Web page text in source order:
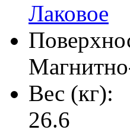
Лаковое
Вес (кг):
26.6